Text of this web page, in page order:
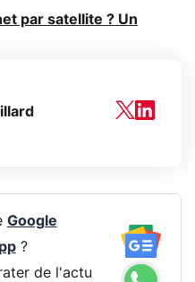
par satellite ? Un
Google
?
de l'actu